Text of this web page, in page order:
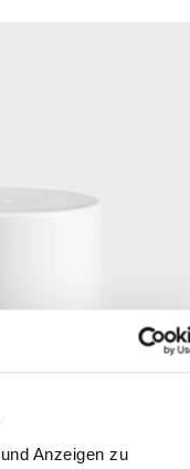
Anzeigen zu